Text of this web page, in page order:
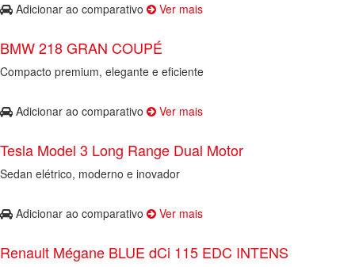
Adicionar ao comparativo Ver mais
BMW 218 GRAN COUPÉ
Compacto premium, elegante e eficiente
Adicionar ao comparativo Ver mais
Tesla Model 3 Long Range Dual Motor
Sedan elétrico, moderno e inovador
Adicionar ao comparativo Ver mais
Renault Mégane BLUE dCi 115 EDC INTENS